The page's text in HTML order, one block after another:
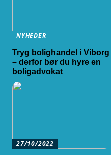
NYHEDER
Tryg bolighandel i Viborg
– derfor bør du hyre en
boligadvokat
27/10/2022